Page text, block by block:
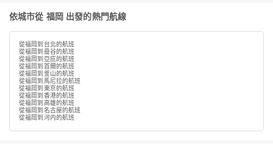
依城市從 福岡 出發的熱門航線
從福岡到台北的航班
從福岡到曼谷的航班
從福岡到亞庇的航班
從福岡到首爾的航班
從福岡到釜山的航班
從福岡到馬尼拉的航班
從福岡到東京的航班
從福岡到香港的航班
從福岡到高雄的航班
從福岡到名古屋的航班
從福岡到河内的航班